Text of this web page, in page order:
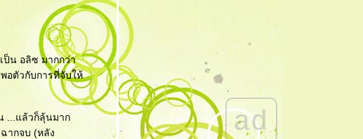
ป็น อลิซ มากกว่า
อตัวกับการที่จับให้
...แล้วก็ลุ้นมาก
ากจบ (หลัง
"CHARICE"
เล็กแห่ง ‘เอเชีย’ ที่คู่ควรกับการ
เจียระไนโดย ‘อเมริกา’
"กวน มึน โฮ"... ความรัก อาจแพ้
บ้างอะไรบ้าง แต่ ความ ‘เห็นแก่
2010 กับ “การแสดง ..ที่สุดแห่งความประทับใจ”
ดู{หนัง} วิธ มายเซลฟ์ : The Best of the Year
2010 กับ “10 หนังดี ..in My Home”
ดู{หนัง} วิธ มายเซลฟ์ : The Best of the Year
2010 กับ “5 หนังไม่สนุก ให้อยากลืม เป็นที่สุด”
"The Social Network" ... วันนี้ คุณรู้จัก
Facebook ดีพอแล้วหรือยัง?
ad